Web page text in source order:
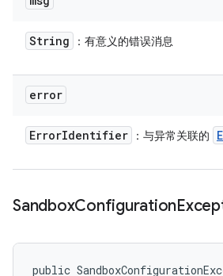
String ：有意义的错误消息
error
ErrorIdentifier ：与异常关联的
SandboxConfiguration
public